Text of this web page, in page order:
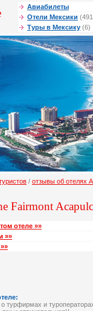
Авиабилеты
Отели Мексики
Туры в Мексику (6)
/ отзывы об отелях
Fairmont
отеле »»
»»
и